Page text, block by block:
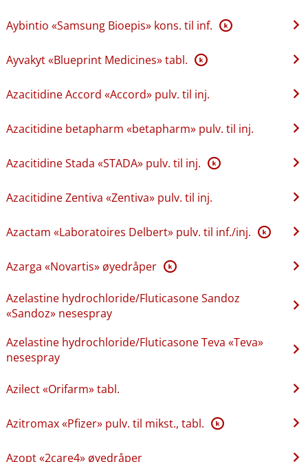
Aybintio «Samsung Bioepis» kons. til inf. K
Ayvakyt «Blueprint Medicines» tabl. K
Azacitidine Accord «Accord» pulv. til inj.
Azacitidine betapharm «betapharm» pulv. til inj.
Azacitidine Stada «STADA» pulv. til inj. K
Azacitidine Zentiva «Zentiva» pulv. til inj.
Azactam «Laboratoires Delbert» pulv. til inf.​/​inj. K
Azarga «Novartis» øyedråper K
Azelastine hydrochloride​/​Fluticasone Sandoz
«Sandoz» nesespray
Azelastine hydrochloride​/​Fluticasone Teva «Teva»
nesespray
Azilect «Orifarm» tabl.
Azitromax «Pfizer» pulv. til mikst., tabl. K
Azopt «2care4» øyedråper